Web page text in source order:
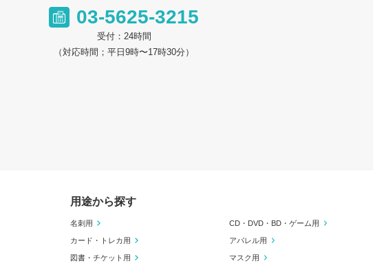
03-5625-3215
受付：24時間
（対応時間；平日9時〜17時30分）
用途から探す
名刺用
カード・トレカ用
図書・チケット用
CD・DVD・BD・ゲーム用
アパレル用
マスク用